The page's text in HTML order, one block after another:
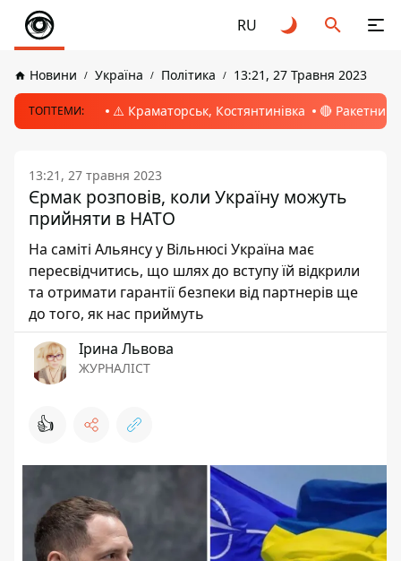
RU
Новини Україна Політика 13:21, 27 Травня 2023
ТОПТЕМИ: ⚠️ Краматорськ, Костянтинівка 🔴 Ракетний
13:21, 27 травня 2023
Єрмак розповів, коли Україну можуть
прийняти в НАТО
На саміті Альянсу у Вільнюсі Україна має
пересвідчитись, що шлях до вступу їй відкрили
та отримати гарантії безпеки від партнерів ще
до того, як нас приймуть
Ірина Львова
ЖУРНАЛІСТ
👍